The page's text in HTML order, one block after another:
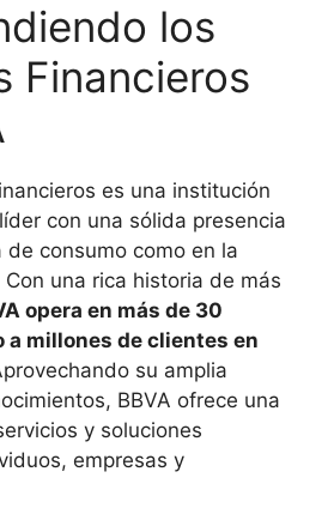
los
Financieros
es una institución
con una sólida presencia
consumo como en la
una rica historia de más
opera en más de 30
a millones de clientes en
su amplia
BBVA ofrece una
y soluciones
empresas y